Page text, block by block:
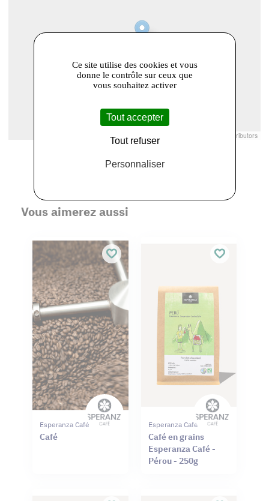
© Openstreetmap France | © contributors
Vous aimerez aussi
Esperanza Café
Café
Esperanza Café
Café en grains
Esperanza Café -
Pérou - 250g
Ce site utilise des cookies et vous
donne le contrôle sur ceux que
vous souhaitez activer
Tout accepter
Tout refuser
Personnaliser